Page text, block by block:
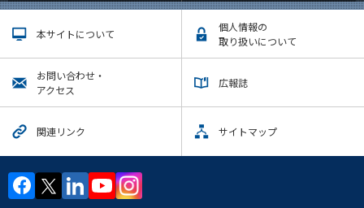
本サイトについて
個人情報の
取り扱いについて
お問い合わせ・
アクセス
広報誌
関連リンク サイトマップ